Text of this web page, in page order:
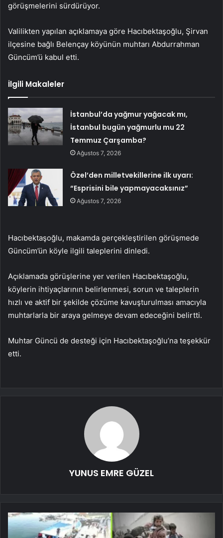
görüşmelerini sürdürüyor.
Valilikten yapılan açıklamaya göre Hacıbektaşoğlu, Şirvan
ilçesine bağlı Belençay köyünün muhtarı Abdurrahman
Güncüm’ü kabul etti.
İlgili Makaleler
İstanbul’da yağmur yağacak mı,
İstanbul bugün yağmurlu mu 22
Temmuz Çarşamba?
Ağustos 7, 2026
Özel’den milletvekillerine ilk uyarı:
“Esprisini bile yapmayacaksınız”
Ağustos 7, 2026
Hacıbektaşoğlu, makamda gerçekleştirilen görüşmede
Güncüm’ün köyle ilgili taleplerini dinledi.
Açıklamada görüşlerine yer verilen Hacıbektaşoğlu,
köylerin ihtiyaçlarının belirlenmesi, sorun ve taleplerin
hızlı ve aktif bir şekilde çözüme kavuşturulması amacıyla
muhtarlarla bir araya gelmeye devam edeceğini belirtti.
Muhtar Güncü de desteği için Hacıbektaşoğlu’na teşekkür
etti.
YUNUS EMRE GÜZEL